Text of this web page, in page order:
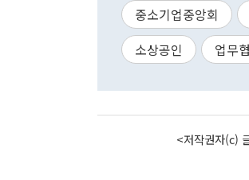
중소기업중앙회
소상공인
업무
<저작권자(c)